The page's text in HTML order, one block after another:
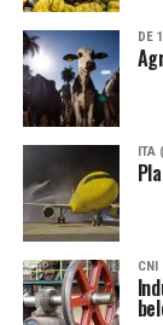
DE
ITA
CNI